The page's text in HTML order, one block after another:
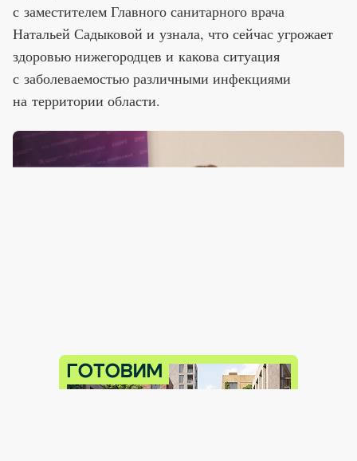
с заместителем Главного санитарного врача
Натальей Садыковой и узнала, что сейчас угрожает
здоровью нижегородцев и какова ситуация
с заболеваемостью различными инфекциями
на территории области.